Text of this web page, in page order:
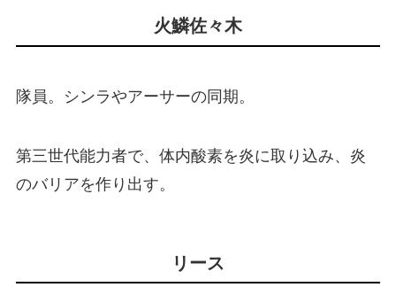
火鱗佐々木
隊員。シンラやアーサーの同期。
第三世代能力者で、体内酸素を炎に取り込み、炎
のバリアを作り出す。
リース